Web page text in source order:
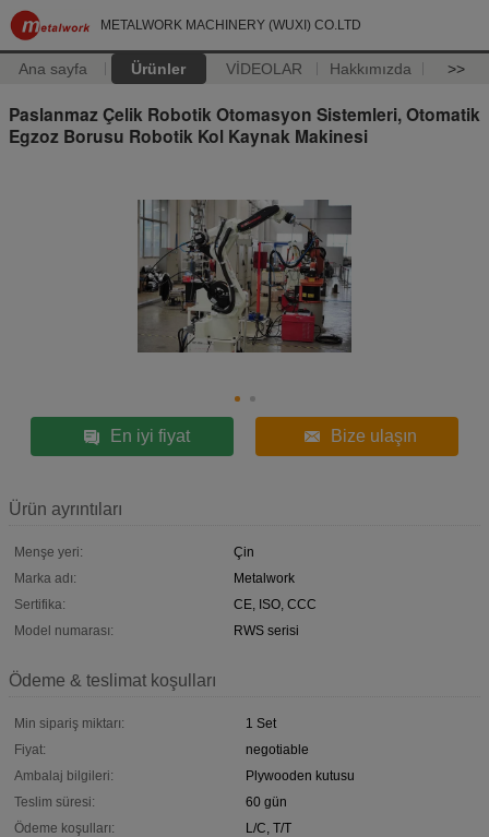
METALWORK MACHINERY (WUXI) CO.LTD
Ana sayfa Ürünler VİDEOLAR Hakkımızda >>
Paslanmaz Çelik Robotik Otomasyon Sistemleri, Otomatik
Egzoz Borusu Robotik Kol Kaynak Makinesi
En iyi fiyat Bize ulaşın
Ürün ayrıntıları
Menşe yeri:
Çin
Marka adı:
Metalwork
Sertifika:
CE, ISO, CCC
Model numarası:
RWS serisi
Ödeme & teslimat koşulları
Min sipariş miktarı:
1 Set
Fiyat:
negotiable
Ambalaj bilgileri:
Plywooden kutusu
Teslim süresi:
60 gün
Ödeme koşulları:
L/C, T/T